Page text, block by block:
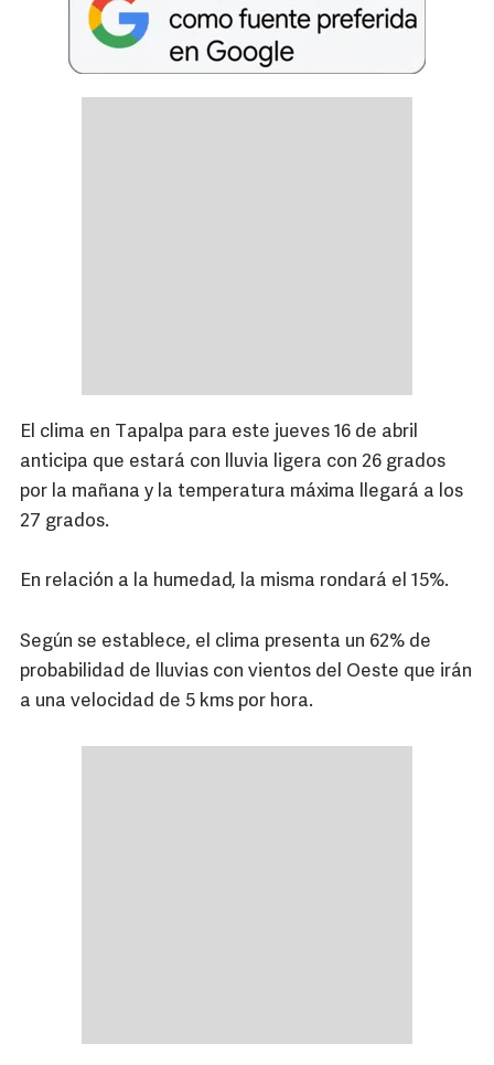
El clima en Tapalpa para este jueves 16 de abril
anticipa que estará con lluvia ligera con 26 grados
por la mañana y la temperatura máxima llegará a los
27 grados.
En relación a la humedad, la misma rondará el 15%.
Según se establece, el clima presenta un 62% de
probabilidad de lluvias con vientos del Oeste que irán
a una velocidad de 5 kms por hora.